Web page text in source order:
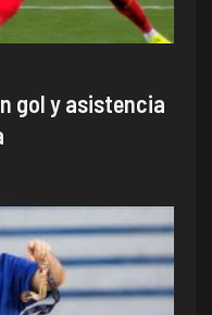
gol y asistencia